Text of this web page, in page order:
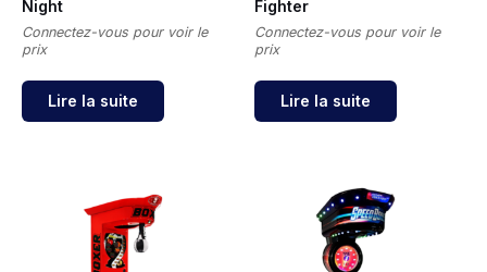
Night
Connectez-vous pour voir le
prix
Lire la suite
Fighter
Connectez-vous pour voir le
prix
Lire la suite